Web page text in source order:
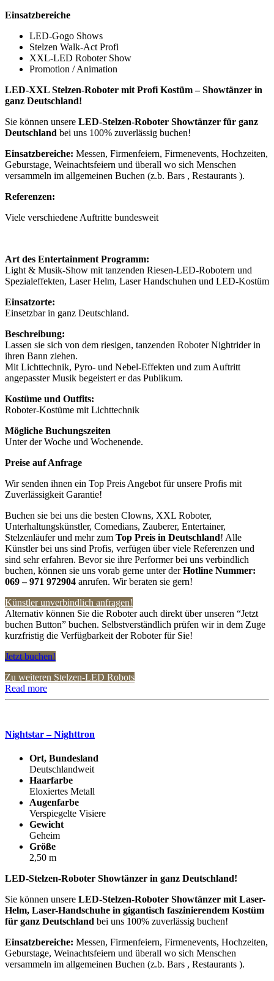
Einsatzbereiche
LED-Gogo Shows
Stelzen Walk-Act Profi
XXL-LED Roboter Show
Promotion / Animation
LED-XXL Stelzen-Roboter mit Profi Kostüm – Showtänzer in
ganz Deutschland!
Sie können unsere LED-Stelzen-Roboter Showtänzer für ganz
Deutschland bei uns 100% zuverlässig buchen!
Einsatzbereiche: Messen, Firmenfeiern, Firmenevents, Hochzeiten,
Geburstage, Weinachtsfeiern und überall wo sich Menschen
versammeln im allgemeinen Buchen (z.b. Bars , Restaurants ).
Referenzen:
Viele verschiedene Auftritte bundesweit
Art des Entertainment Programm:
Light & Musik-Show mit tanzenden Riesen-LED-Robotern und
Spezialeffekten, Laser Helm, Laser Handschuhen und LED-Kostüm
Einsatzorte:
Einsetzbar in ganz Deutschland.
Beschreibung:
Lassen sie sich von dem riesigen, tanzenden Roboter Nightrider in
ihren Bann ziehen.
Mit Lichttechnik, Pyro- und Nebel-Effekten und zum Auftritt
angepasster Musik begeistert er das Publikum.
Kostüme und Outfits:
Roboter-Kostüme mit Lichttechnik
Mögliche Buchungszeiten
Unter der Woche und Wochenende.
Preise auf Anfrage
Wir senden ihnen ein Top Preis Angebot für unsere Profis mit
Zuverlässigkeit Garantie!
Buchen sie bei uns die besten Clowns, XXL Roboter,
Unterhaltungskünstler, Comedians, Zauberer, Entertainer,
Stelzenläufer und mehr zum Top Preis in Deutschland! Alle
Künstler bei uns sind Profis, verfügen über viele Referenzen und
sind sehr erfahren. Bevor sie ihre Performer bei uns verbindlich
buchen, können sie uns vorab gerne unter derHotline Nummer:
069 – 971 972904 anrufen. Wir beraten sie gern!
Künstler unverbindlich anfragen!
Alternativ können Sie die Roboter auch direkt über unseren “Jetzt
buchen Button” buchen. Selbstverständlich prüfen wir in dem Zuge
kurzfristig die Verfügbarkeit der Roboter für Sie!
Jetzt buchen!
Zu weiteren Stelzen-LED Robots
Read more
Nightstar – Nighttron
Ort, Bundesland
Deutschlandweit
Haarfarbe
Eloxiertes Metall
Augenfarbe
Verspiegelte Visiere
Gewicht
Geheim
Größe
2,50 m
LED-Stelzen-Roboter Showtänzer in ganz Deutschland!
Sie können unsere LED-Stelzen-Roboter Showtänzer mit Laser-
Helm, Laser-Handschuhe in gigantisch faszinierendem Kostüm
für ganz Deutschland bei uns 100% zuverlässig buchen!
Einsatzbereiche: Messen, Firmenfeiern, Firmenevents, Hochzeiten,
Geburstage, Weinachtsfeiern und überall wo sich Menschen
versammeln im allgemeinen Buchen (z.b. Bars , Restaurants ).